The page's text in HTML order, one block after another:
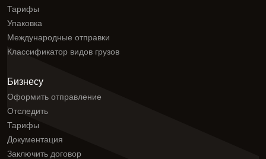
Тарифы
Упаковка
Международные отправки
Классификатор видов грузов
Бизнесу
Оформить отправление
Отследить
Тарифы
Документация
Заключить договор